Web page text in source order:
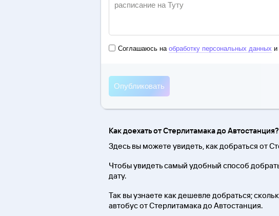
Соглашаюсь на обработку персональных данных и
Как доехать от Стерлитамака до Автостанция?
Здесь вы можете увидеть, как добраться от
Чтобы увидеть самый удобный способ
дату.
Так вы узнаете как дешевле добраться;
автобус от Стерлитамака до Автостанция.